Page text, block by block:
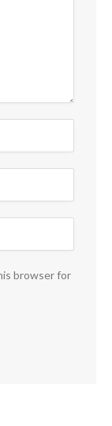
browser for